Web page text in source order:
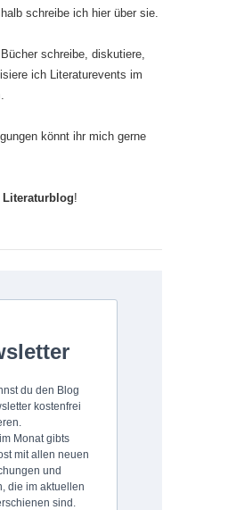
schreibe ich hier über sie.
schreibe, diskutiere,
ich Literaturevents im
könnt ihr mich gerne
Literaturblog!
du den Blog
kostenfrei
Monat gibts
mit allen neuen
und
die im aktuellen
sind.